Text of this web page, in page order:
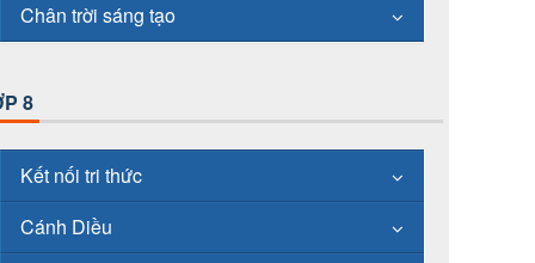
Chân trời sáng tạo
8
Kết nối tri thức
Cánh Diều